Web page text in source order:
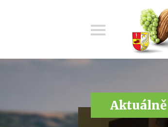
Aktuálně